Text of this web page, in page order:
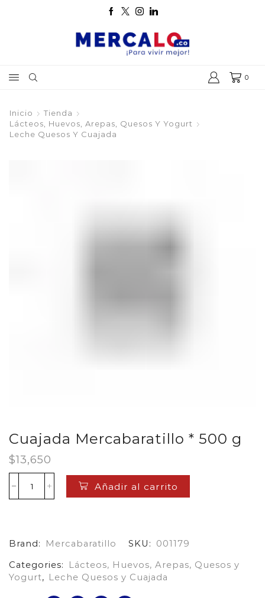
0
Inicio
Tienda
Lácteos, Huevos, Arepas, Quesos Y Yogurt
Leche Quesos Y Cuajada
Cuajada Mercabaratillo * 500 g
$13,650
Cuajada
Mercabaratillo
cantidad
Añadir al carrito
Brand: Mercabaratillo SKU:
001179
Categories:
Lácteos, Huevos, Arepas, Quesos y
Yogurt, Leche Quesos y Cuajada